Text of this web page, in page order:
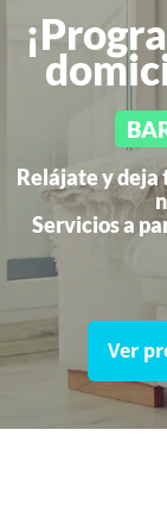
Relájate y deja
Servicios a
Ver